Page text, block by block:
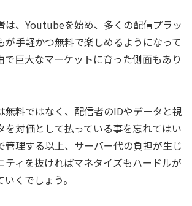
は、Youtubeを始め、多くの配信プラッ
が手軽かつ無料で楽しめるようになって
で巨大なマーケットに育った側面もあり
無料ではなく、配信者のIDやデータと視
を対価として払っている事を忘れてはい
管理する以上、サーバー代の負担が生じ
ティを抜ければマネタイズもハードルが
くでしょう。